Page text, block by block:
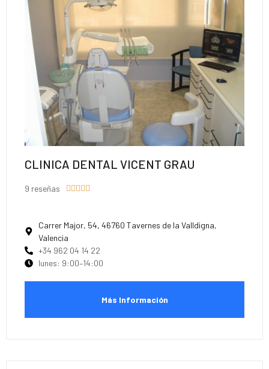
CLINICA DENTAL VICENT GRAU
9 reseñas     
Carrer Major, 54, 46760 Tavernes de la Valldigna,
Valencia
+34 962 04 14 22
lunes: 9:00–14:00
Más Información